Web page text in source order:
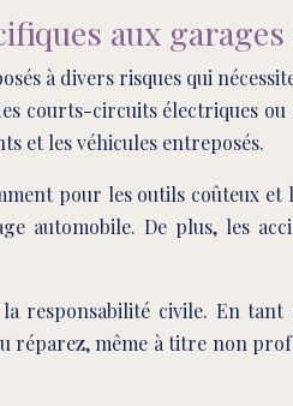
aux
à divers risques qui
courts-circuits électriques
et les véhicules entreposés.
pour les outils coûteux
automobile. De plus, les
responsabilité civile. En
réparez, même à titre non